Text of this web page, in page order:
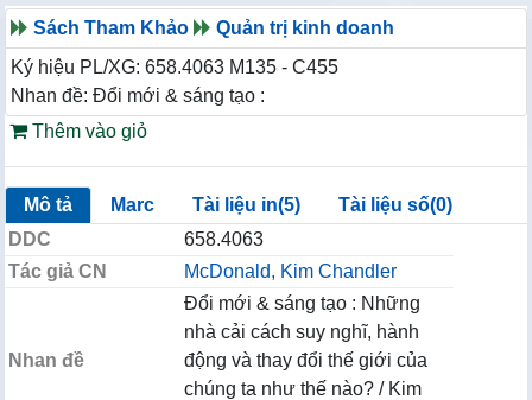
Sách Tham Khảo
Quản trị kinh doanh
Ký hiệu PL/XG: 658.4063 M135 - C455
Nhan đề: Đổi mới & sáng tạo :
Thêm vào giỏ
Mô tả Marc Tài liệu in(5)
Tài liệu số(0)
DDC
658.4063
Tác giả CN
McDonald, Kim Chandler
Nhan đề
Đổi mới & sáng tạo : Những
nhà cải cách suy nghĩ, hành
động và thay đổi thế giới của
chúng ta như thế nào? / Kim